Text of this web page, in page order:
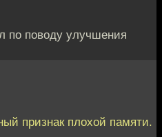
по поводу улучшения
признак плохой памяти.